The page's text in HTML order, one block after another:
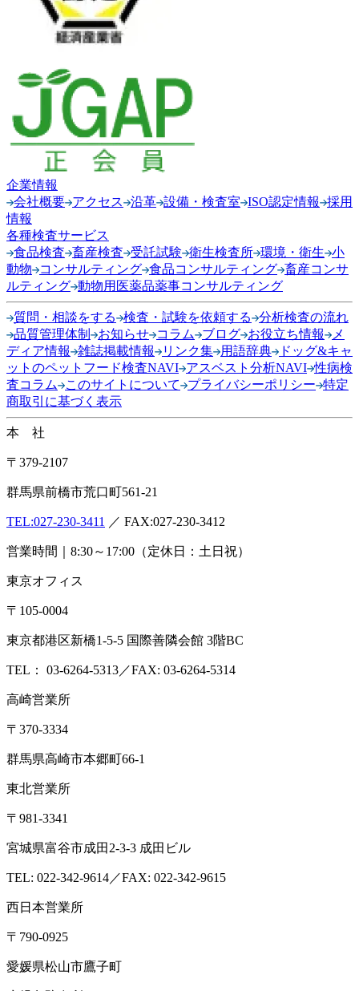
企業情報
会社概要 アクセス 沿革 設備・検査室 ISO認定情報
採用
情報
各種検査サービス
食品検査 畜産検査 受託試験 衛生検査所 環境・衛生 小
動物
コンサルティング 食品コンサルティング 畜産コンサ
ルティング 動物用医薬品薬事コンサルティング
質問・相談をする 検査・試験を依頼する
分析検査の流れ
品質管理体制
お知らせ コラム ブログ お役立ち情報
メ
ディア情報
雑誌掲載情報 リンク集 用語辞典
ドッグ&キャ
ットのペットフード検査NAVI アスベスト分析NAVI 性病検
査コラム
このサイトについて プライバシーポリシー 特定
商取引に基づく表示
本 社
〒379-2107
群馬県前橋市荒口町561-21
TEL:027-230-3411 ／ FAX:027-230-3412
営業時間｜8:30～17:00（定休日：土日祝）
東京オフィス
〒105-0004
東京都港区新橋1-5-5 国際善隣会館 3階BC
TEL： 03-6264-5313／FAX: 03-6264-5314
高崎営業所
〒370-3334
群馬県高崎市本郷町66-1
東北営業所
〒981-3341
宮城県富谷市成田2-3-3 成田ビル
TEL: 022-342-9614／FAX: 022-342-9615
西日本営業所
〒790-0925
愛媛県松山市鷹子町